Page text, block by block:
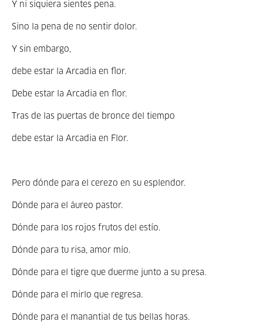
Y ni siquiera sientes pena.
Sino la pena de no sentir dolor.
Y sin embargo,
debe estar la Arcadia en flor.
Debe estar la Arcadia en flor.
Tras de las puertas de bronce del tiempo
debe estar la Arcadia en Flor.
Pero dónde para el cerezo en su esplendor.
Dónde para el áureo pastor.
Dónde para los rojos frutos del estío.
Dónde para tu risa, amor mío.
Dónde para el tigre que duerme junto a su presa.
Dónde para el mirlo que regresa.
Dónde para el manantial de tus bellas horas.